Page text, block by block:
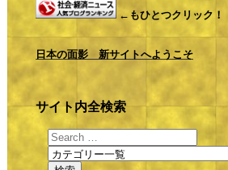
←もひとつクリック！
日本の面影 新サイトへようこそ
サイト内全検索